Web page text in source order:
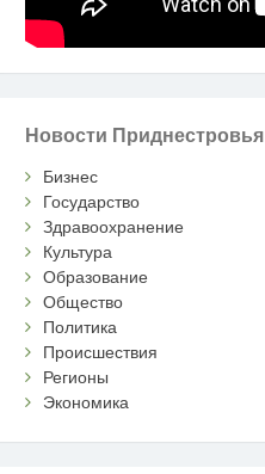
Новости Приднестровья
Бизнес
Государство
Здравоохранение
Культура
Образование
Общество
Политика
Происшествия
Регионы
Экономика